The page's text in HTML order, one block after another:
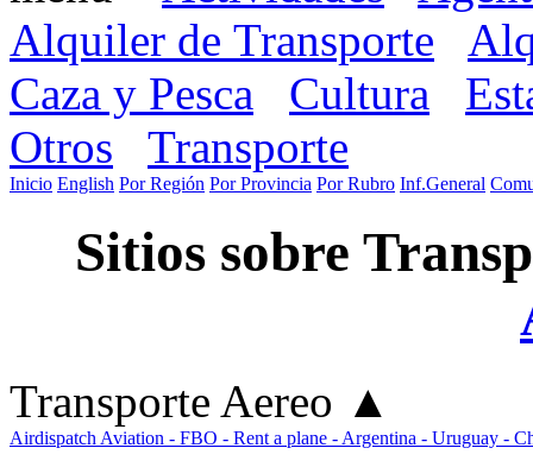
Alquiler de Transporte
Caza y Pesca
Cultura
Otros
Transporte
Inicio English Por Región Por Provincia Por Rubro Inf.General
Sitios sobre
Transporte Aereo ▲
Airdispatch Aviation - FBO - Rent a plane - Argentina - Uruguay -